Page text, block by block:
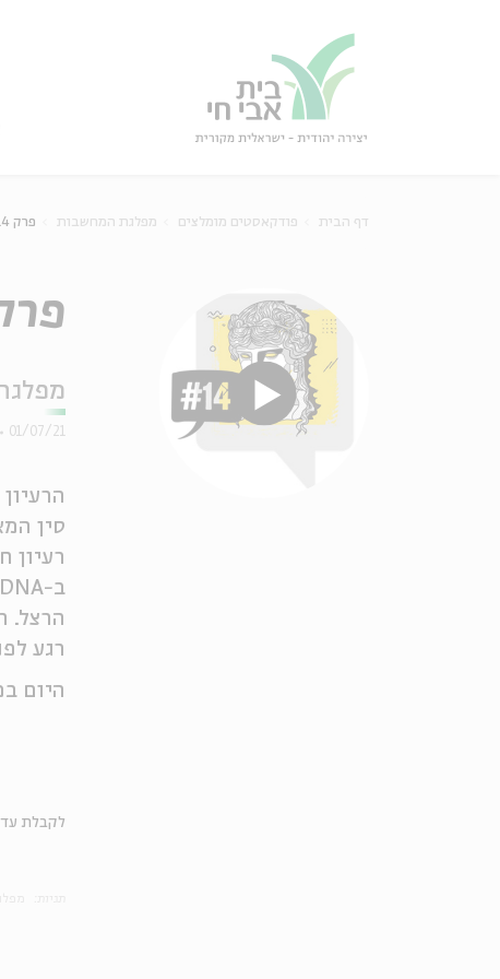
דף הבית פודקאסטים מומלצים מפלגת המחשבות פרק 14 - השמאל: השלום-מהרצל לאוסלו
פרק 14 - השמאל: השלום-
01/07/21
סין
רעיון
הרצל.
רגע
היום
לקבלת